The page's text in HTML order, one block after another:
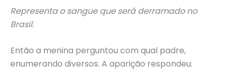
Representa o sangue que será derramado no
Brasil.
Então a menina perguntou com qual padre,
enumerando diversos. A aparição respondeu: